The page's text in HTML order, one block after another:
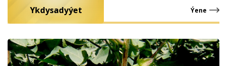
Ykdysadyýet Ýene